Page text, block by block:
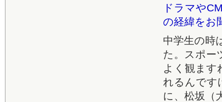
ドラマや
の経緯をお
中学生の時
た。スポー
よく観ます
れるんです
に、松坂（